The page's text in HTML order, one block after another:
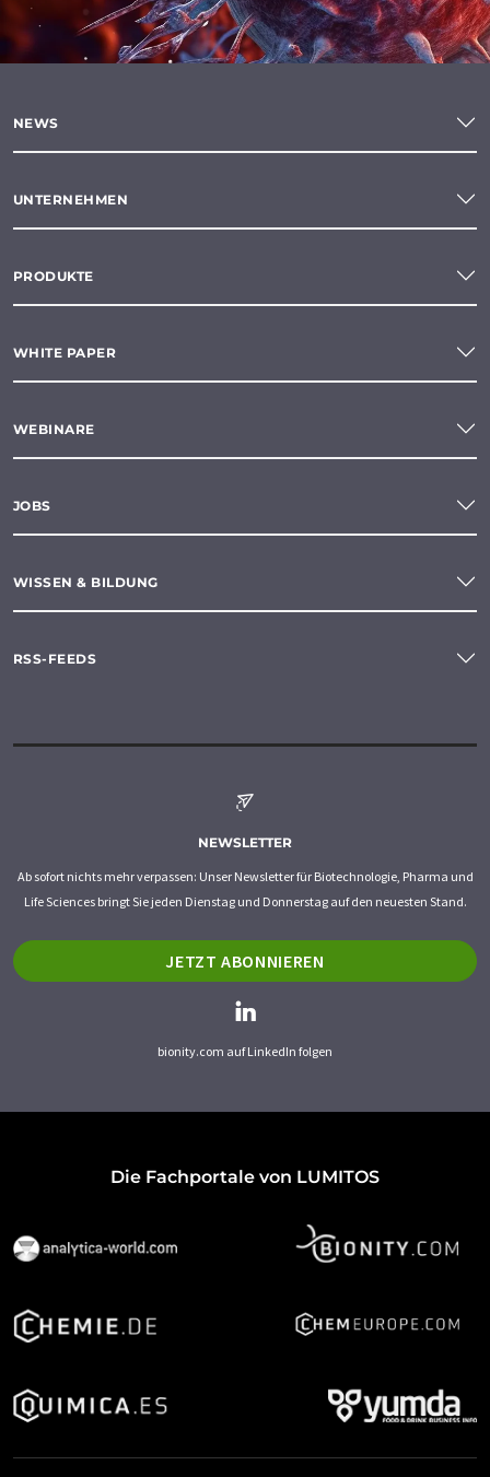
NEWS
UNTERNEHMEN
PRODUKTE
WHITE PAPER
WEBINARE
JOBS
WISSEN & BILDUNG
RSS-FEEDS
NEWSLETTER
Ab sofort nichts mehr verpassen: Unser Newsletter für Biotechnologie, Pharma und
Life Sciences bringt Sie jeden Dienstag und Donnerstag auf den neuesten Stand.
JETZT ABONNIEREN
bionity.com auf LinkedIn folgen
Die Fachportale von LUMITOS